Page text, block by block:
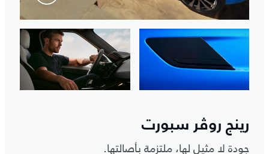
رينج روڤر سبورت
جودة لا مثيل لها، ملتزمة بأصالتها.